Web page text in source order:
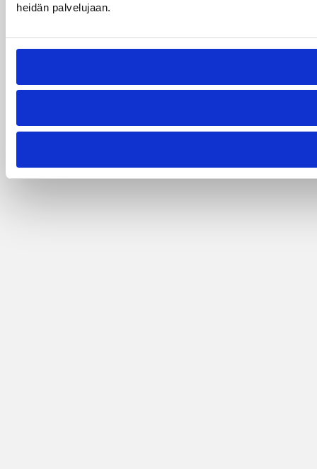
heidän palvelujaan.